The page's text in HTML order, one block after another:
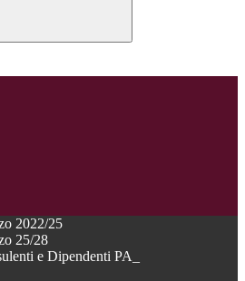
2022/25
25/28
e Dipendenti PA_